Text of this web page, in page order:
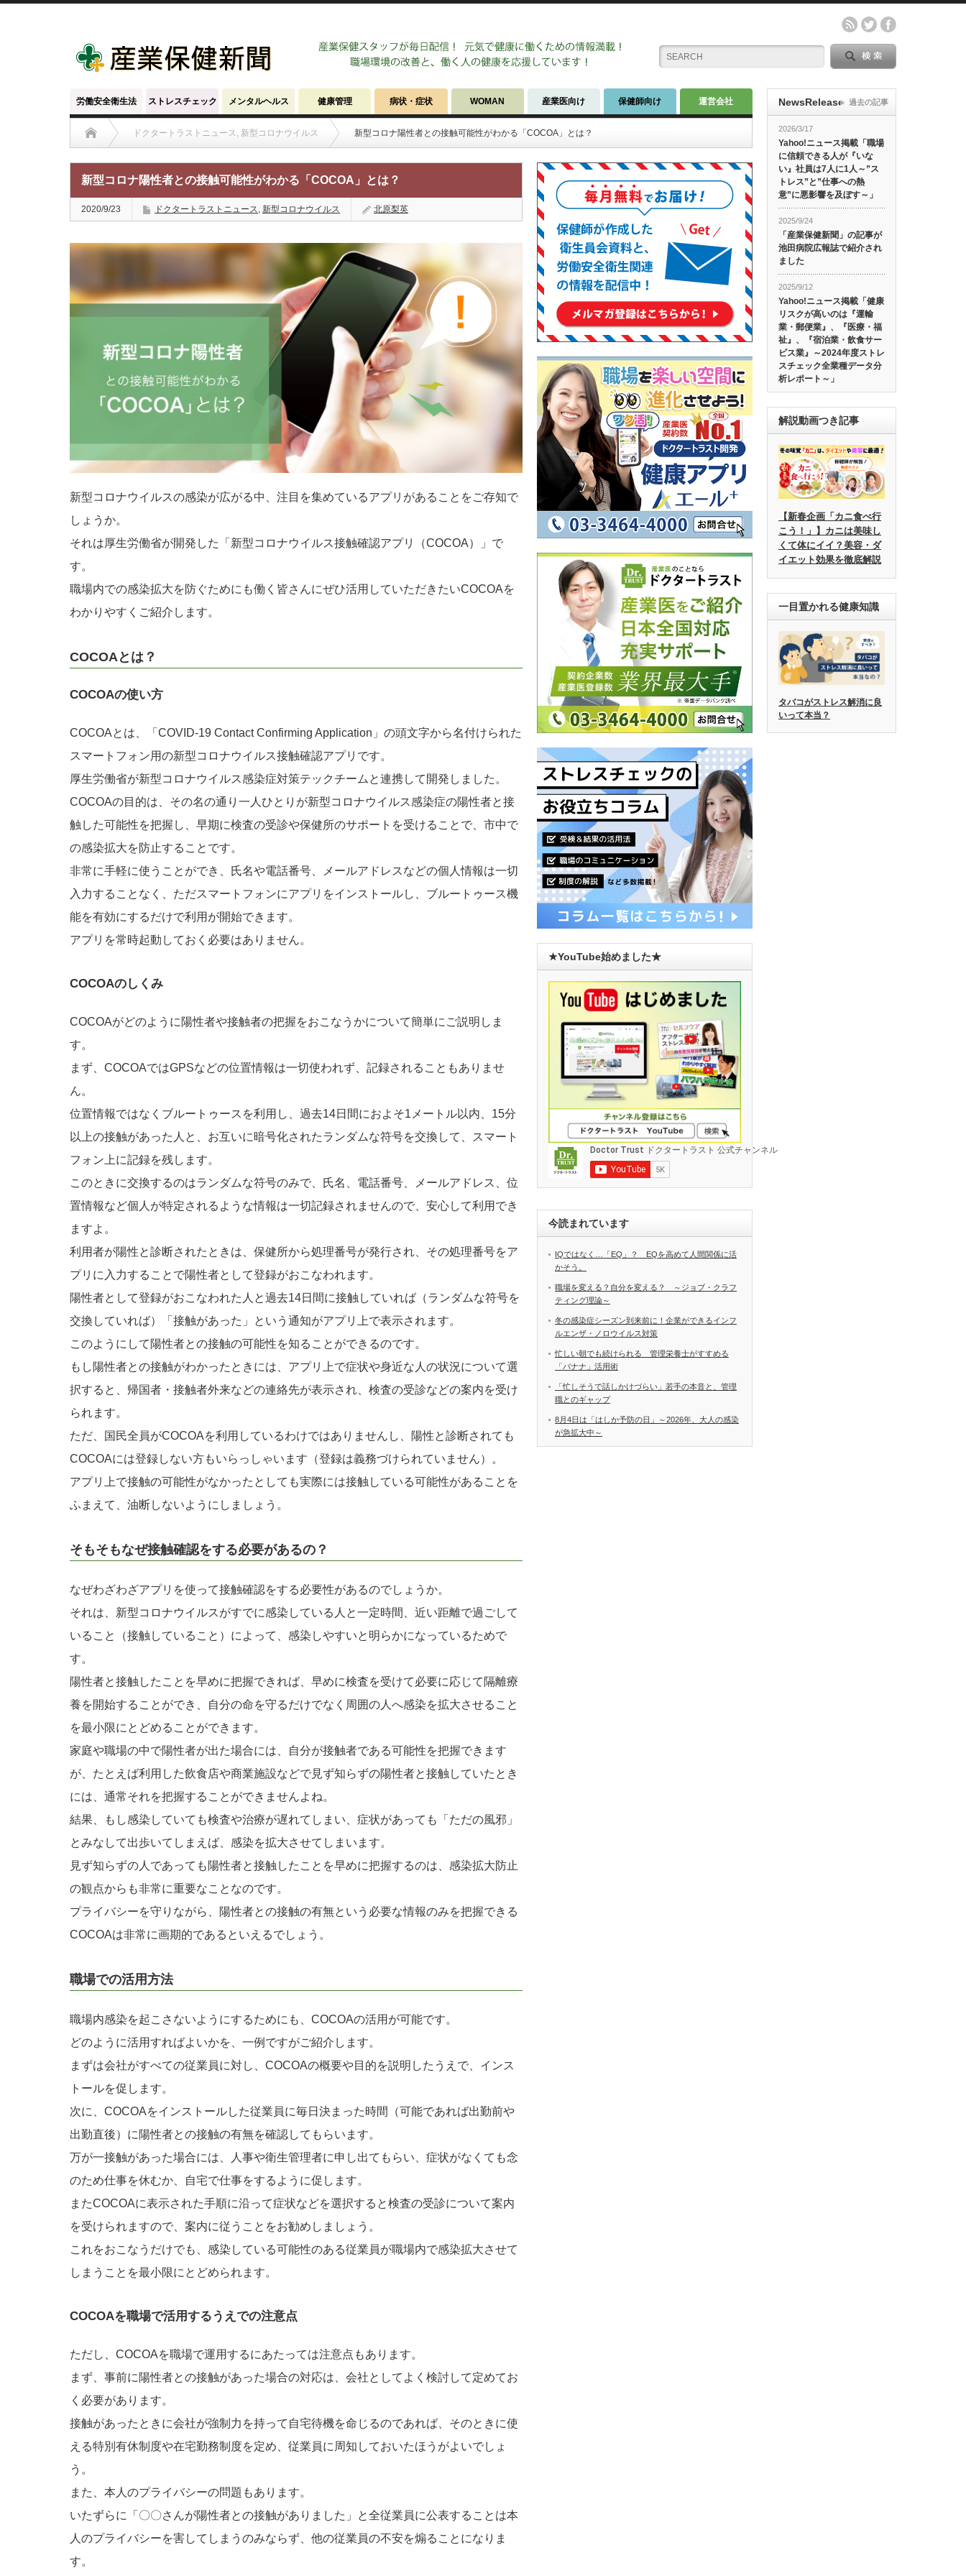
労働安全衛生法 ストレスチェック メンタルヘルス 健康管理 病状・症状 WOMAN 産業医向け 保健師向け 運営会社
ドクタートラストニュース, 新型コロナウイルス 新型コロナ陽性者との接触可能性がわかる「COCOA」とは？
新型コロナ陽性者との接触可能性がわかる「COCOA」とは？
2020/9/23 ドクタートラストニュース, 新型コロナウイルス 北原梨英
新型コロナウイルスの感染が広がる中、注目を集めているアプリがあることをご存知で
しょうか。
それは厚生労働省が開発した「新型コロナウイルス接触確認アプリ（COCOA）」で
す。
職場内での感染拡大を防ぐためにも働く皆さんにぜひ活用していただきたいCOCOAを
わかりやすくご紹介します。
COCOAとは？
COCOAの使い方
COCOAとは、「COVID-19 Contact Confirming Application」の頭文字から名付けられた
スマートフォン用の新型コロナウイルス接触確認アプリです。
厚生労働省が新型コロナウイルス感染症対策テックチームと連携して開発しました。
COCOAの目的は、その名の通り一人ひとりが新型コロナウイルス感染症の陽性者と接
触した可能性を把握し、早期に検査の受診や保健所のサポートを受けることで、市中で
の感染拡大を防止することです。
非常に手軽に使うことができ、氏名や電話番号、メールアドレスなどの個人情報は一切
入力することなく、ただスマートフォンにアプリをインストールし、ブルートゥース機
能を有効にするだけで利用が開始できます。
アプリを常時起動しておく必要はありません。
COCOAのしくみ
COCOAがどのように陽性者や接触者の把握をおこなうかについて簡単にご説明しま
す。
まず、COCOAではGPSなどの位置情報は一切使われず、記録されることもありませ
ん。
位置情報ではなくブルートゥースを利用し、過去14日間におよそ1メートル以内、15分
以上の接触があった人と、お互いに暗号化されたランダムな符号を交換して、スマート
フォン上に記録を残します。
このときに交換するのはランダムな符号のみで、氏名、電話番号、メールアドレス、位
置情報など個人が特定されるような情報は一切記録されませんので、安心して利用でき
ますよ。
利用者が陽性と診断されたときは、保健所から処理番号が発行され、その処理番号をア
プリに入力することで陽性者として登録がおこなわれます。
陽性者として登録がおこなわれた人と過去14日間に接触していれば（ランダムな符号を
交換していれば）「接触があった」という通知がアプリ上で表示されます。
このようにして陽性者との接触の可能性を知ることができるのです。
もし陽性者との接触がわかったときには、アプリ上で症状や身近な人の状況について選
択すると、帰国者・接触者外来などの連絡先が表示され、検査の受診などの案内を受け
られます。
ただ、国民全員がCOCOAを利用しているわけではありませんし、陽性と診断されても
COCOAには登録しない方もいらっしゃいます（登録は義務づけられていません）。
アプリ上で接触の可能性がなかったとしても実際には接触している可能性があることを
ふまえて、油断しないようにしましょう。
そもそもなぜ接触確認をする必要があるの？
なぜわざわざアプリを使って接触確認をする必要性があるのでしょうか。
それは、新型コロナウイルスがすでに感染している人と一定時間、近い距離で過ごして
いること（接触していること）によって、感染しやすいと明らかになっているためで
す。
陽性者と接触したことを早めに把握できれば、早めに検査を受けて必要に応じて隔離療
養を開始することができ、自分の命を守るだけでなく周囲の人へ感染を拡大させること
を最小限にとどめることができます。
家庭や職場の中で陽性者が出た場合には、自分が接触者である可能性を把握できます
が、たとえば利用した飲食店や商業施設などで見ず知らずの陽性者と接触していたとき
には、通常それを把握することができませんよね。
結果、もし感染していても検査や治療が遅れてしまい、症状があっても「ただの風邪」
とみなして出歩いてしまえば、感染を拡大させてしまいます。
見ず知らずの人であっても陽性者と接触したことを早めに把握するのは、感染拡大防止
の観点からも非常に重要なことなのです。
プライバシーを守りながら、陽性者との接触の有無という必要な情報のみを把握できる
COCOAは非常に画期的であるといえるでしょう。
職場での活用方法
職場内感染を起こさないようにするためにも、COCOAの活用が可能です。
どのように活用すればよいかを、一例ですがご紹介します。
まずは会社がすべての従業員に対し、COCOAの概要や目的を説明したうえで、インス
トールを促します。
次に、COCOAをインストールした従業員に毎日決まった時間（可能であれば出勤前や
出勤直後）に陽性者との接触の有無を確認してもらいます。
万が一接触があった場合には、人事や衛生管理者に申し出てもらい、症状がなくても念
のため仕事を休むか、自宅で仕事をするように促します。
またCOCOAに表示された手順に沿って症状などを選択すると検査の受診について案内
を受けられますので、案内に従うことをお勧めしましょう。
これをおこなうだけでも、感染している可能性のある従業員が職場内で感染拡大させて
しまうことを最小限にとどめられます。
COCOAを職場で活用するうえでの注意点
ただし、COCOAを職場で運用するにあたっては注意点もあります。
まず、事前に陽性者との接触があった場合の対応は、会社としてよく検討して定めてお
く必要があります。
接触があったときに会社が強制力を持って自宅待機を命じるのであれば、そのときに使
える特別有休制度や在宅勤務制度を定め、従業員に周知しておいたほうがよいでしょ
う。
また、本人のプライバシーの問題もあります。
いたずらに「〇〇さんが陽性者との接触がありました」と全従業員に公表することは本
人のプライバシーを害してしまうのみならず、他の従業員の不安を煽ることになりま
す。
★YouTube始めました★
今読まれています
IQではなく…「EQ」？ EQを高めて人間関係に活
かそう。
職場を変える？自分を変える？ ～ジョブ・クラフ
ティング理論～
冬の感染症シーズン到来前に！企業ができるインフ
ルエンザ・ノロウイルス対策
忙しい朝でも続けられる 管理栄養士がすすめる
「バナナ」活用術
「忙しそうで話しかけづらい」若手の本音と、管理
職とのギャップ
8月4日は「はしか予防の日」～2026年、大人の感染
が急拡大中～
NewsRelease
2026/3/17
Yahoo!ニュース掲載「職場
に信頼できる人が『いな
い』社員は7人に1人～”ス
トレス”と”仕事への熱
意”に悪影響を及ぼす～」
2025/9/24
「産業保健新聞」の記事が
池田病院広報誌で紹介され
ました
2025/9/12
Yahoo!ニュース掲載「健康
リスクが高いのは『運輸
業・郵便業』、『医療・福
祉』、『宿泊業・飲食サー
ビス業』～2024年度ストレ
スチェック全業種データ分
析レポート～」
過去の記事
解説動画つき記事
【新春企画「カニ食べ行
こう！」】カニは美味し
くて体にイイ？美容・ダ
イエット効果を徹底解説
一目置かれる健康知識
タバコがストレス解消に良
いって本当？